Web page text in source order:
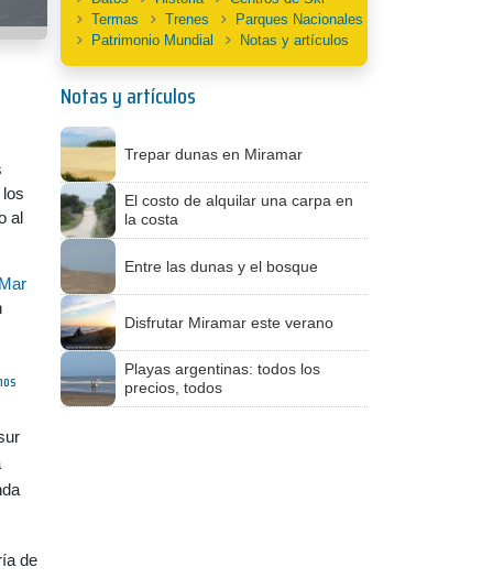
al
de
Termas
Trenes
Parques Nacionales
Patrimonio Mundial
Notas y artículos
Notas y artículos
Trepar dunas en Miramar
El costo de alquilar una carpa en
la costa
Entre las dunas y el bosque
Disfrutar Miramar este verano
Playas argentinas: todos los
precios, todos